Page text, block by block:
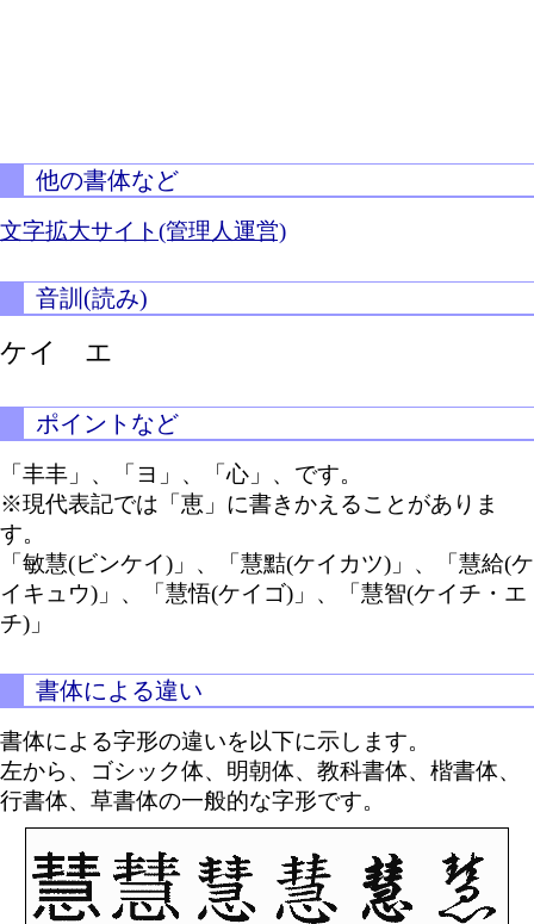
他の書体など
文字拡大サイト(管理人運営)
音訓(読み)
ケイ エ
ポイントなど
「丰丰」、「ヨ」、「心」、です。
※現代表記では「恵」に書きかえることがありま
す。
「敏慧(ビンケイ)」、「慧黠(ケイカツ)」、「慧給(ケ
イキュウ)」、「慧悟(ケイゴ)」、「慧智(ケイチ・エ
チ)」
書体による違い
書体による字形の違いを以下に示します。
左から、ゴシック体、明朝体、教科書体、楷書体、
行書体、草書体の一般的な字形です。